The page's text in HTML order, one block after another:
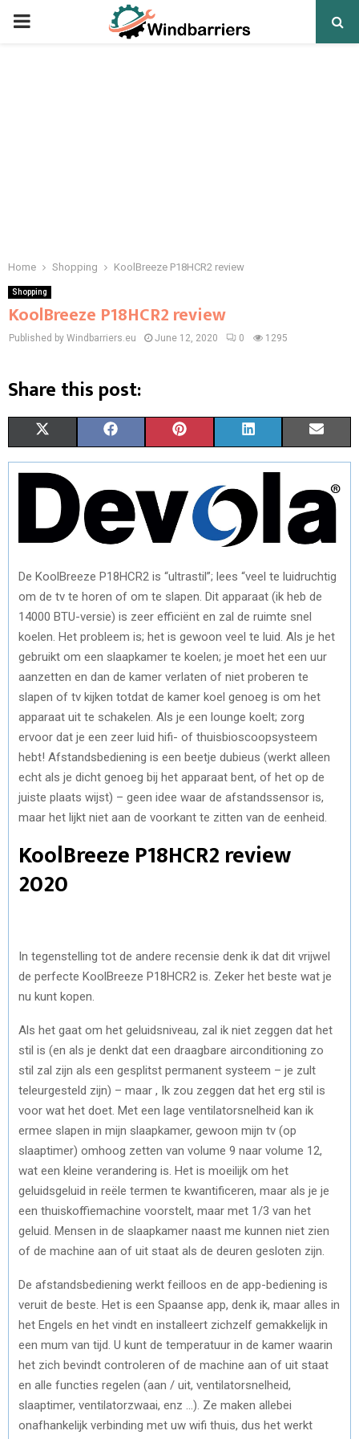
PRIMARY
Home Shopping KoolBreeze P18HCR2 review
Shopping
KoolBreeze P18HCR2 review
Published by Windbarriers.eu June 12, 2020 0 1295
Share this post:
H
A
R
E
O
N
(
T
W
T
T
E
R
)
H
R
O
N
A
E
O
O
K
H
R
O
N
I
T
R
E
S
T
H
E
O
N
I
E
D
I
N
H
A
E
O
M
A
L
De KoolBreeze P18HCR2 is “ultrastil”; lees “veel te luidruchtig
om de tv te horen of om te slapen. Dit apparaat (ik heb de
14000 BTU-versie) is zeer efficiënt en zal de ruimte snel
koelen. Het probleem is; het is gewoon veel te luid. Als je het
gebruikt om een slaapkamer te koelen; je moet het een uur
aanzetten en dan de kamer verlaten of niet proberen te
slapen of tv kijken totdat de kamer koel genoeg is om het
apparaat uit te schakelen. Als je een lounge koelt; zorg
ervoor dat je een zeer luid hifi- of thuisbioscoopsysteem
hebt! Afstandsbediening is een beetje dubieus (werkt alleen
echt als je dicht genoeg bij het apparaat bent, of het op de
juiste plaats wijst) – geen idee waar de afstandssensor is,
maar het lijkt niet aan de voorkant te zitten van de eenheid.
KoolBreeze P18HCR2 review
2020
In tegenstelling tot de andere recensie denk ik dat dit vrijwel
de perfecte KoolBreeze P18HCR2 is. Zeker het beste wat je
nu kunt kopen.
Als het gaat om het geluidsniveau, zal ik niet zeggen dat het
stil is (en als je denkt dat een draagbare airconditioning zo
stil zal zijn als een gesplitst permanent systeem – je zult
teleurgesteld zijn) – maar , Ik zou zeggen dat het erg stil is
voor wat het doet. Met een lage ventilatorsnelheid kan ik
ermee slapen in mijn slaapkamer, gewoon mijn tv (op
slaaptimer) omhoog zetten van volume 9 naar volume 12,
wat een kleine verandering is. Het is moeilijk om het
geluidsgeluid in reële termen te kwantificeren, maar als je je
een thuiskoffiemachine voorstelt, maar met 1/3 van het
geluid. Mensen in de slaapkamer naast me kunnen niet zien
of de machine aan of uit staat als de deuren gesloten zijn.
De afstandsbediening werkt feilloos en de app-bediening is
veruit de beste. Het is een Spaanse app, denk ik, maar alles in
het Engels en het vindt en installeert zichzelf gemakkelijk in
een mum van tijd. U kunt de temperatuur in de kamer waarin
het zich bevindt controleren of de machine aan of uit staat
en alle functies regelen (aan / uit, ventilatorsnelheid,
slaaptimer, ventilatorzwaai, enz …). Ze maken allebei
onafhankelijk verbinding met uw wifi thuis, dus het werkt